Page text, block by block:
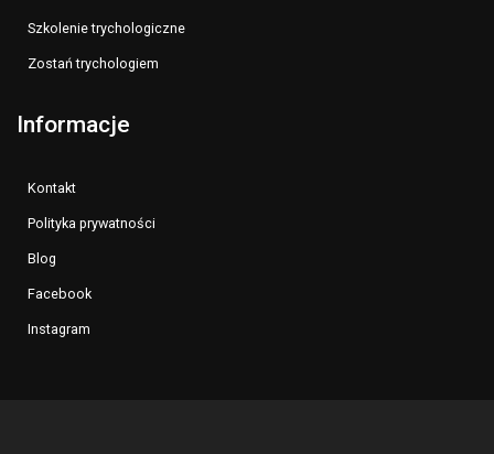
Szkolenie trychologiczne
Zostań trychologiem
Informacje
Kontakt
Polityka prywatności
Blog
Facebook
Instagram